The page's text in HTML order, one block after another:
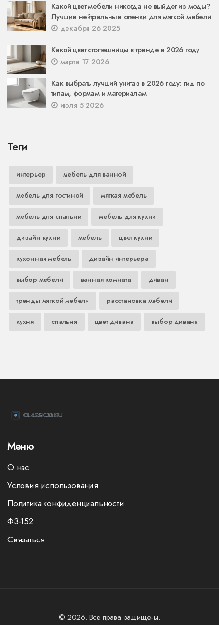
Какой цвет мебели никогда не выйдет из моды?
Лучшие нейтральные оттенки для мягкой мебели
декабря 26 2025
Какой цвет столешницы в тренде в 2026 году
марта 17 2026
Как выбрать лучший унитаз в 2026 году: гид по
типам, формам и материалам
июля 5 2026
Теги
интерьер мебель для ванной
мебель для гостиной мягкая мебель
мебель для спальни мебель для кухни
дизайн кухни мебель цвет кухни
кухонная мебель дизайн интерьера
выбор мебели ванная комната диван
тренды мягкой мебели расстановка мебели
кухня спальня цвет дивана выбор дивана
Меню
О нас
Условия использования
Политика конфиденциальности
ФЗ-152
Связаться
© 2026. Все права защищены.